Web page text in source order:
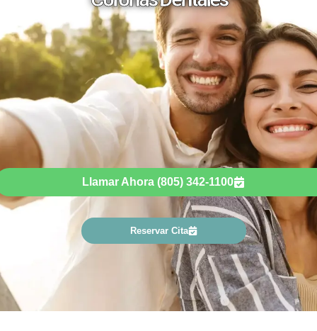
Llamar Ahora (805) 342-1100
Reservar Cita